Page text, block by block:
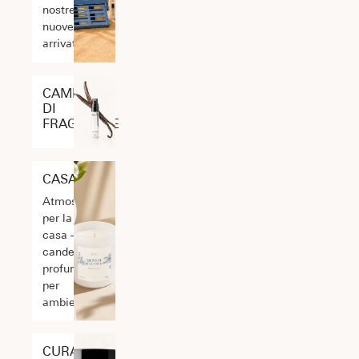
nostre
nuove
arrivate
CAMPIONI
DI
FRAGRANZE
CASA
Atmosfera
per la tua
casa –
candele e
profumatori
per
ambienti
CURA